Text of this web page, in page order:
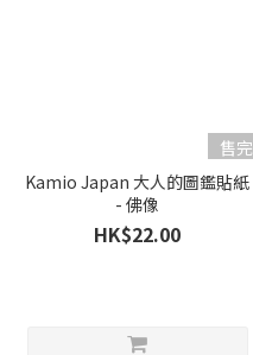
售完
Kamio Japan 大人的圖鑑貼紙
- 佛像
HK$22.00